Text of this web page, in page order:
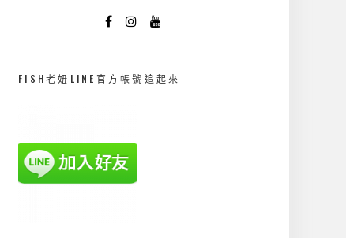
FISH老妞LINE官方帳號追起來